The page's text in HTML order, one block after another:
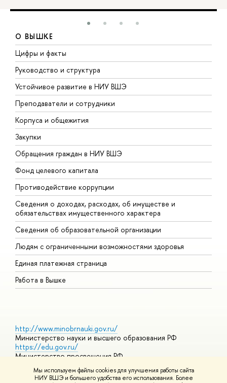
Мы используем файлы cookies для улучшения работы сайта
НИУ ВШЭ и большего удобства его использования. Более
О ВЫШКЕ
Цифры и факты
Руководство и структура
Устойчивое развитие в НИУ ВШЭ
Преподаватели и сотрудники
Корпуса и общежития
Закупки
Обращения граждан в НИУ ВШЭ
Фонд целевого капитала
Противодействие коррупции
Сведения о доходах, расходах, об имуществе и
обязательствах имущественного характера
Сведения об образовательной организации
Людям с ограниченными возможностями здоровья
Единая платежная страница
Работа в Вышке
http://www.minobrnauki.gov.ru/
Министерство науки и высшего образования РФ
https://edu.gov.ru/
Министерство просвещения РФ
https://elearning.hse.ru/mooc
Массовые открытые онлайн-курсы